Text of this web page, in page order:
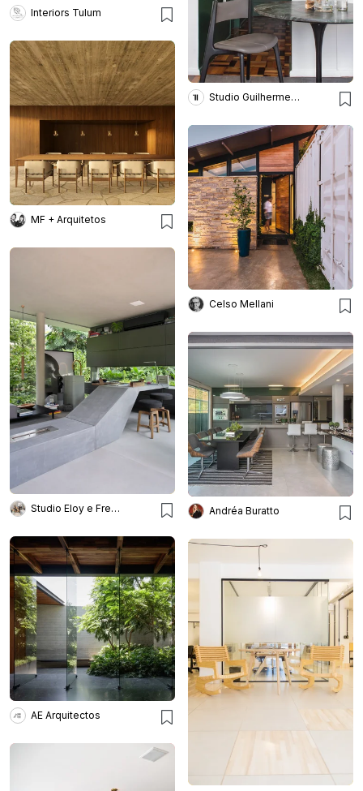
Interiors Tulum
Studio Guilherme Garcia
MF + Arquitetos
Celso Mellani
Studio Eloy e Freitas Arquitetura Andréa Buratto
AE Arquitectos